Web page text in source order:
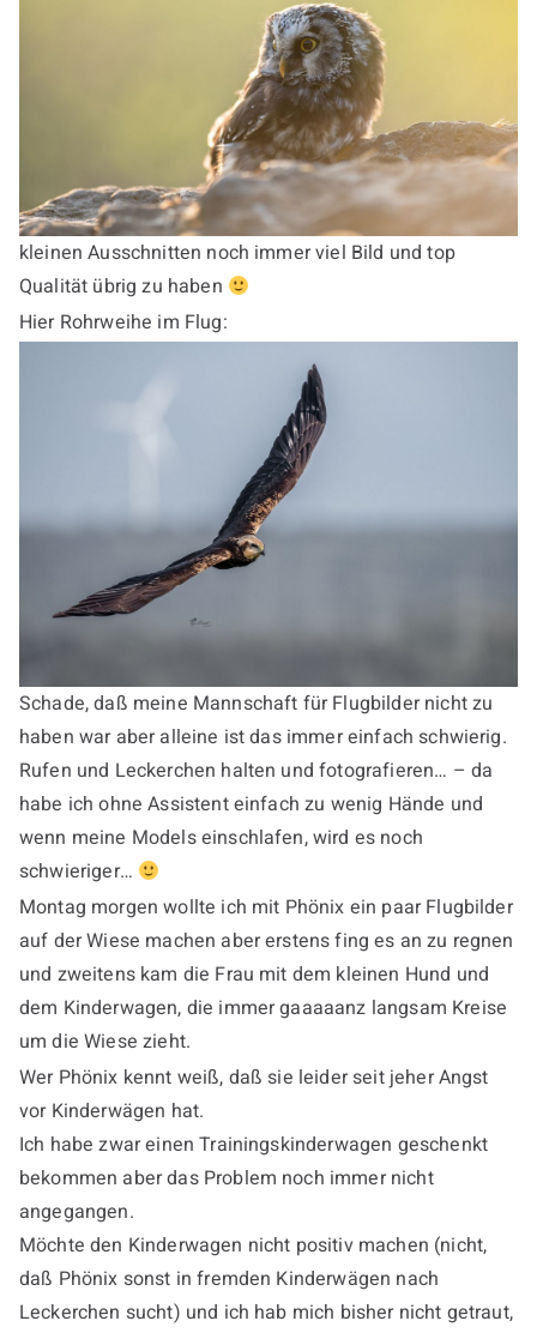
kleinen Ausschnitten noch immer viel Bild und top
Qualität übrig zu haben
Hier Rohrweihe im Flug:
Schade, daß meine Mannschaft für Flugbilder nicht zu
haben war aber alleine ist das immer einfach schwierig.
Rufen und Leckerchen halten und fotografieren… – da
habe ich ohne Assistent einfach zu wenig Hände und
wenn meine Models einschlafen, wird es noch
schwieriger…
Montag morgen wollte ich mit Phönix ein paar Flugbilder
auf der Wiese machen aber erstens fing es an zu regnen
und zweitens kam die Frau mit dem kleinen Hund und
dem Kinderwagen, die immer gaaaaanz langsam Kreise
um die Wiese zieht.
Wer Phönix kennt weiß, daß sie leider seit jeher Angst
vor Kinderwägen hat.
Ich habe zwar einen Trainingskinderwagen geschenkt
bekommen aber das Problem noch immer nicht
angegangen.
Möchte den Kinderwagen nicht positiv machen (nicht,
daß Phönix sonst in fremden Kinderwägen nach
Leckerchen sucht) und ich hab mich bisher nicht getraut,